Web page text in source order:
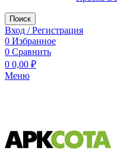
Поиск
Вход / Регистрация
0 Избранное
0 Сравнить
0 0,00 ₽
Меню